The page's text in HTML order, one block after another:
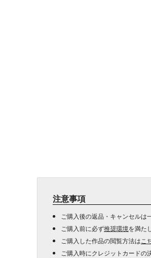
注意事項
ご購入後の返品・キャンセルは
ご購入前に必ず推奨環境を満た
ご購入した作品の閲覧方法は こ
ご購入時にクレジットカードの